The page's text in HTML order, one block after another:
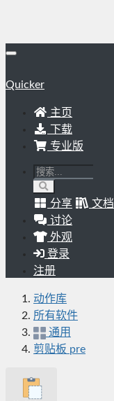
Quicker
主页
下载
专业版
分享
文档
讨论
外观
登录
注册
动作库
所有软件
通用
剪贴板 pre